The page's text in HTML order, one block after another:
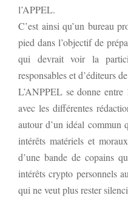
l’APPEL.
C’est ainsi qu’un bureau
pied dans l’objectif de
qui devrait voir la
responsables et d’éditeurs
L’ANPPEL se donne
avec les différentes
autour d’un idéal commun
intérêts matériels et
d’une bande de copains
intérêts crypto personnels
qui ne veut plus rester